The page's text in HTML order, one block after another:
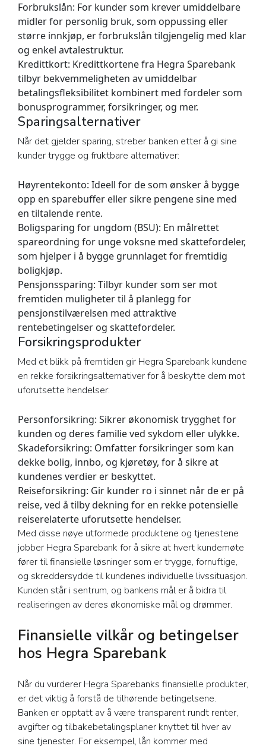
Forbrukslån: For kunder som krever umiddelbare
midler for personlig bruk, som oppussing eller
større innkjøp, er forbrukslån tilgjengelig med klar
og enkel avtalestruktur.
Kredittkort: Kredittkortene fra Hegra Sparebank
tilbyr bekvemmeligheten av umiddelbar
betalingsfleksibilitet kombinert med fordeler som
bonusprogrammer, forsikringer, og mer.
Sparingsalternativer
Når det gjelder sparing, streber banken etter å gi sine
kunder trygge og fruktbare alternativer:
Høyrentekonto: Ideell for de som ønsker å bygge
opp en sparebuffer eller sikre pengene sine med
en tiltalende rente.
Boligsparing for ungdom (BSU): En målrettet
spareordning for unge voksne med skattefordeler,
som hjelper i å bygge grunnlaget for fremtidig
boligkjøp.
Pensjonssparing: Tilbyr kunder som ser mot
fremtiden muligheter til å planlegg for
pensjonstilværelsen med attraktive
rentebetingelser og skattefordeler.
Forsikringsprodukter
Med et blikk på fremtiden gir Hegra Sparebank kundene
en rekke forsikringsalternativer for å beskytte dem mot
uforutsette hendelser:
Personforsikring: Sikrer økonomisk trygghet for
kunden og deres familie ved sykdom eller ulykke.
Skadeforsikring: Omfatter forsikringer som kan
dekke bolig, innbo, og kjøretøy, for å sikre at
kundenes verdier er beskyttet.
Reiseforsikring: Gir kunder ro i sinnet når de er på
reise, ved å tilby dekning for en rekke potensielle
reiserelaterte uforutsette hendelser.
Med disse nøye utformede produktene og tjenestene
jobber Hegra Sparebank for å sikre at hvert kundemøte
fører til finansielle løsninger som er trygge, fornuftige,
og skreddersydde til kundenes individuelle livssituasjon.
Kunden står i sentrum, og bankens mål er å bidra til
realiseringen av deres økonomiske mål og drømmer.
Finansielle vilkår og betingelser
hos Hegra Sparebank
Når du vurderer Hegra Sparebanks finansielle produkter,
er det viktig å forstå de tilhørende betingelsene.
Banken er opptatt av å være transparent rundt renter,
avgifter og tilbakebetalingsplaner knyttet til hver av
sine tjenester. For eksempel, lån kommer med